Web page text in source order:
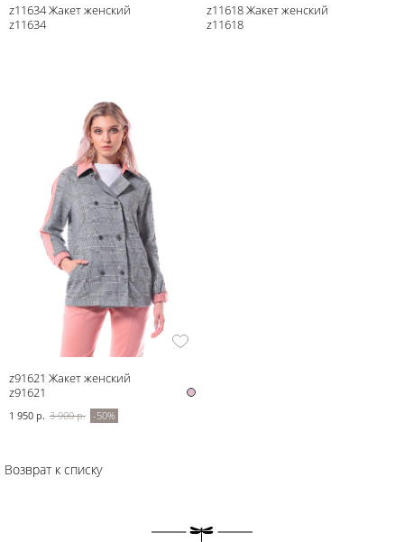
z11634 Жакет женский
z11634
z11618 Жакет женский
z11618
z91621 Жакет женский
z91621
1 950 р. 3 900 р. -50%
Возврат к списку